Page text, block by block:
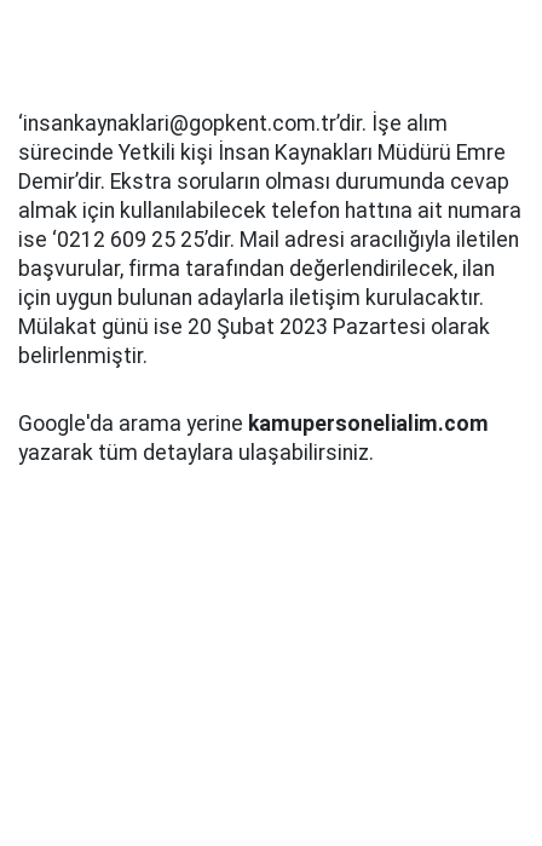
‘insankaynaklari@gopkent.com.tr’dir. İşe alım
sürecinde Yetkili kişi İnsan Kaynakları Müdürü Emre
Demir’dir. Ekstra soruların olması durumunda cevap
almak için kullanılabilecek telefon hattına ait numara
ise ‘0212 609 25 25’dir. Mail adresi aracılığıyla iletilen
başvurular, firma tarafından değerlendirilecek, ilan
için uygun bulunan adaylarla iletişim kurulacaktır.
Mülakat günü ise 20 Şubat 2023 Pazartesi olarak
belirlenmiştir.
Google'da arama yerine kamupersonelialim.com
yazarak tüm detaylara ulaşabilirsiniz.